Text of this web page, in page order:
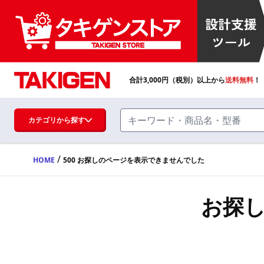
ハンドル・取手・つまみ・周辺機器
FA・A
合計3,000円（税別）以上から送料無料
カテゴリから探す
HOME / 500 お探しのページを表示できませんでした
お探